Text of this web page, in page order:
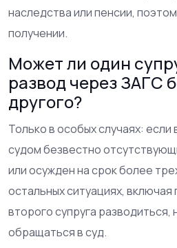
наследства или пенсии,
получении.
Может ли один
развод через ЗАГС
другого?
Только в особых случаях: если
судом безвестно
или осужден на срок более
остальных ситуациях,
второго супруга
обращаться в суд.